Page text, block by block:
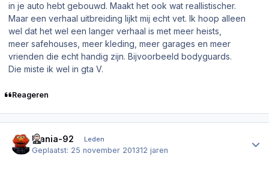
in je auto hebt gebouwd. Maakt het ook wat reallistischer.
Maar een verhaal uitbreiding lijkt mij echt vet. Ik hoop alleen
wel dat het wel een langer verhaal is met meer heists,
meer safehouses, meer kleding, meer garages en meer
vrienden die echt handig zijn. Bijvoorbeeld bodyguards.
Die miste ik wel in gta V.
Reageren
Mania-92 Leden
Geplaatst: 25 november 201312 jaren